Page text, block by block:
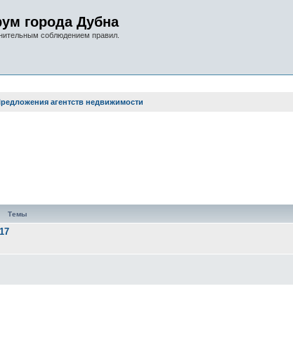
города Дубна
соблюдением правил.
агентств недвижимости
Темы